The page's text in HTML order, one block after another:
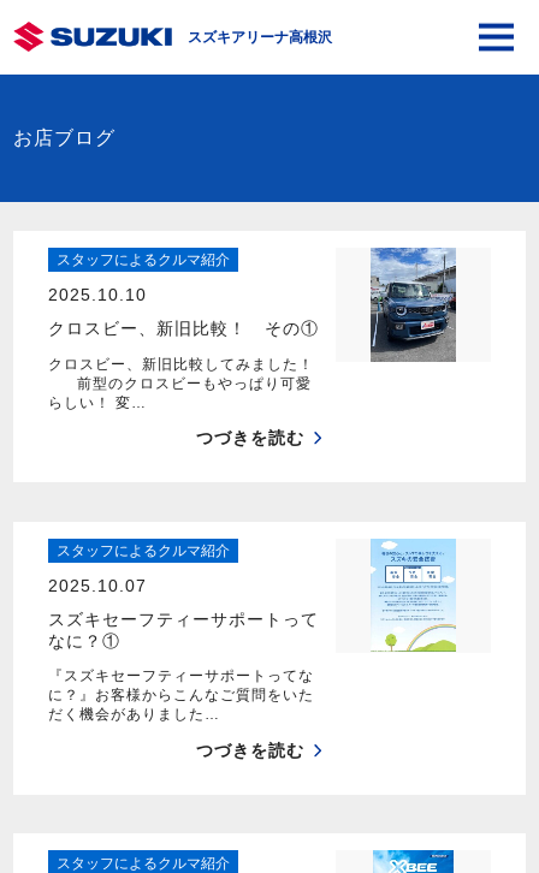
スズキアリーナ高根沢
お店ブログ
スタッフによるクルマ紹介
2025.10.10
クロスビー、新旧比較！ その①
クロスビー、新旧比較してみました！
前型のクロスビーもやっぱり可愛
らしい！ 変…
つづきを読む
スタッフによるクルマ紹介
2025.10.07
スズキセーフティーサポートって
なに？①
『スズキセーフティーサポートってな
に？』お客様からこんなご質問をいた
だく機会がありました…
つづきを読む
スタッフによるクルマ紹介